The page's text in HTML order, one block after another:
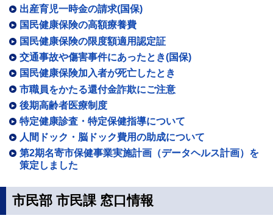
出産育児一時金の請求(国保)
国民健康保険の高額療養費
国民健康保険の限度額適用認定証
交通事故や傷害事件にあったとき(国保)
国民健康保険加入者が死亡したとき
市職員をかたる還付金詐欺にご注意
後期高齢者医療制度
特定健康診査・特定保健指導について
人間ドック・脳ドック費用の助成について
第2期名寄市保健事業実施計画（データヘルス計画）を
策定しました
市民部 市民課 窓口情報